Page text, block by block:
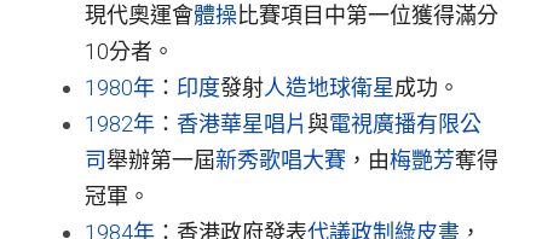
現代奧運會體操比賽項目中第一位獲得滿分
10分者。
1980年 ： 印度發射人造地球衛星成功。
1982年 ： 香港華星唱片與電視廣播有限公
司舉辦第一屆新秀歌唱大賽 ，由梅艷芳奪得
冠軍。
1984年 ：香港政府發表代議政制綠皮書 ，